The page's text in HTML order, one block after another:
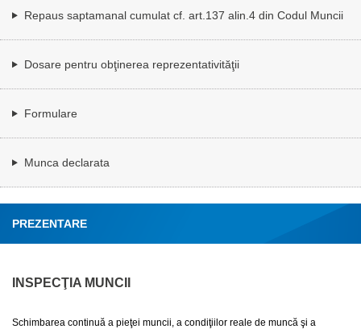
Repaus saptamanal cumulat cf. art.137 alin.4 din Codul Muncii
Dosare pentru obţinerea reprezentativităţii
Formulare
Munca declarata
PREZENTARE
INSPECŢIA MUNCII
Schimbarea continuă a pieţei muncii, a condiţiilor reale de muncă şi a